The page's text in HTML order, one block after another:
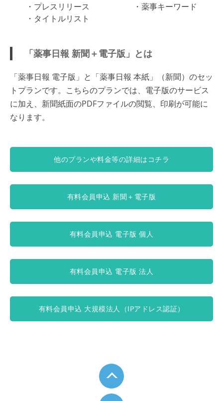
・プレスリリース
・タイトルリスト
・薬事キーワード
「薬事日報 新聞＋電子版」とは
「薬事日報 電子版」と「薬事日報 本紙」（新聞）のセッ
トプランです。こちらのプランでは、電子版のサービス
に加え、新聞紙面のPDFファイルの閲覧、印刷が可能に
なります。
他のプランや料金等の詳細はコチラ
有料会員申込 新聞＋電子版
有料会員申込 電子版 個人
有料会員申込 電子版 法人
有料会員申込 大規模法人（IPアドレス認証）